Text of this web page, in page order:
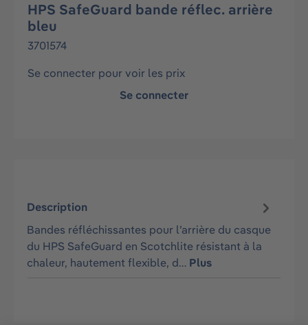
HPS SafeGuard bande réflec. arrière
bleu
3701574
Se connecter pour voir les prix
Se connecter
Description
Bandes réfléchissantes pour l’arrière du casque
du HPS SafeGuard en Scotchlite résistant à la
chaleur, hautement flexible, d… Plus